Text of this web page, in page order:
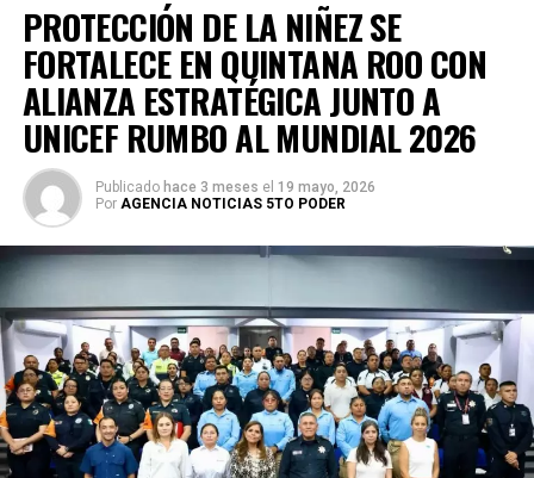
PROTECCIÓN DE LA NIÑEZ SE
FORTALECE EN QUINTANA ROO CON
ALIANZA ESTRATÉGICA JUNTO A
UNICEF RUMBO AL MUNDIAL 2026
Publicado hace 3 meses el 19 mayo, 2026
Por AGENCIA NOTICIAS 5TO PODER